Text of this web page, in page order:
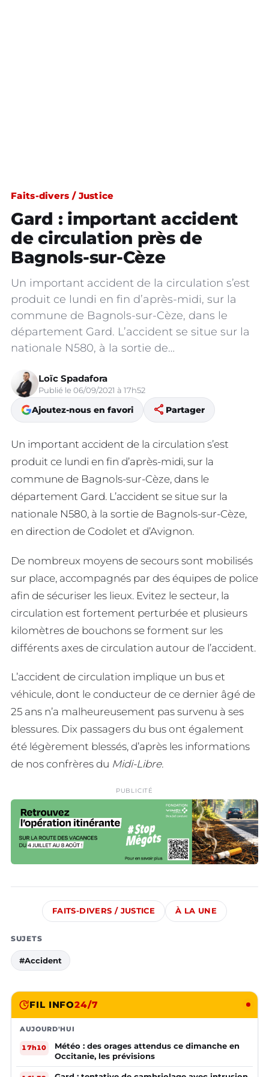
Faits-divers / Justice
Gard : important accident
de circulation près de
Bagnols-sur-Cèze
Un important accident de la circulation s’est
produit ce lundi en fin d’après-midi, sur la
commune de Bagnols-sur-Cèze, dans le
département Gard. L’accident se situe sur la
nationale N580, à la sortie de…
Loïc Spadafora
Publié le 06/09/2021 à 17h52
Ajoutez-nous en favori share Partager
Un important accident de la circulation s’est
produit ce lundi en fin d’après-midi, sur la
commune de Bagnols-sur-Cèze, dans le
département Gard. L’accident se situe sur la
nationale N580, à la sortie de Bagnols-sur-Cèze,
en direction de Codolet et d’Avignon.
De nombreux moyens de secours sont mobilisés
sur place, accompagnés par des équipes de police
afin de sécuriser les lieux. Evitez le secteur, la
circulation est fortement perturbée et plusieurs
kilomètres de bouchons se forment sur les
différents axes de circulation autour de l’accident.
L’accident de circulation implique un bus et
véhicule, dont le conducteur de ce dernier âgé de
25 ans n’a malheureusement pas survenu à ses
blessures. Dix passagers du bus ont également
été légèrement blessés, d’après les informations
de nos confrères du Midi-Libre.
PUBLICITÉ
FAITS-DIVERS / JUSTICE À LA UNE
SUJETS
#Accident
FIL INFO24/7
AUJOURD'HUI
17h10
Météo : des orages attendus ce dimanche en
Occitanie, les prévisions